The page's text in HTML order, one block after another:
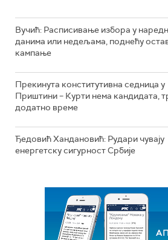
Вучић: Расписивање избора у
данима или недељама, поднећу
кампање
Прекинута конститутивна седница у
Приштини – Курти нема кандидата,
додатно време
Ђедовић Хандановић: Рудари чувају
енергетску сигурност Србије